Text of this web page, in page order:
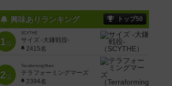
興味ありランキング トップ50
1位
SCYTHE
サイズ -大鎌戦役-
2415名
2位
Terraforming Mars
テラフォーミングマーズ
2394名